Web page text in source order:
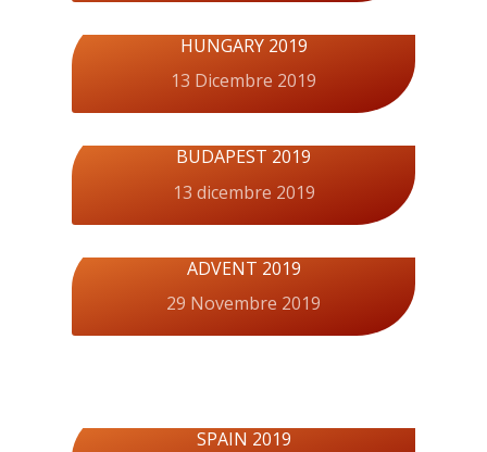
HUNGARY 2019
13 Dicembre 2019
BUDAPEST 2019
13 dicembre 2019
ADVENT 2019
29 Novembre 2019
SPAIN 2019